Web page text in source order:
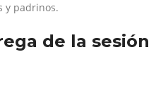
y padrinos.
de la sesión